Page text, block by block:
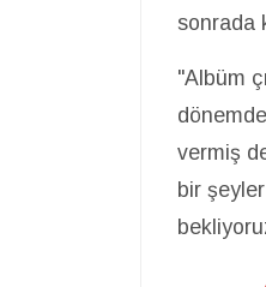
sonrada
"Albüm
vermiş
bir